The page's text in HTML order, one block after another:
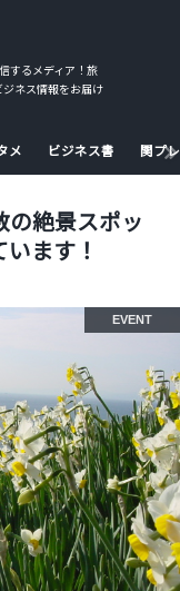
するメディア！旅
ネス情報をお届け
メ ビジネス書 関プ
の絶景スポッ
ます！
EVENT